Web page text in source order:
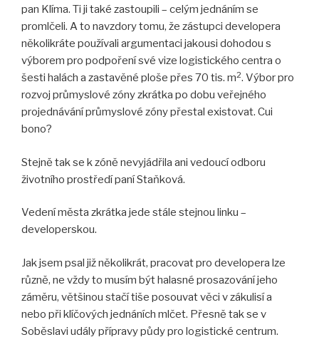
pan Klíma. Ti ji také zastoupili – celým jednáním se
promlčeli. A to navzdory tomu, že zástupci developera
několikráte používali argumentaci jakousi dohodou s
výborem pro podpoření své vize logistického centra o
šesti halách a zastavěné ploše přes 70 tis. m2. Výbor pro
rozvoj průmyslové zóny zkrátka po dobu veřejného
projednávání průmyslové zóny přestal existovat. Cui
bono?
Stejně tak se k zóně nevyjádřila ani vedoucí odboru
životního prostředí paní Staňková.
Vedení města zkrátka jede stále stejnou linku –
developerskou.
Jak jsem psal již několikrát, pracovat pro developera lze
různě, ne vždy to musím být halasné prosazování jeho
záměru, většinou stačí tiše posouvat věci v zákulisí a
nebo při klíčových jednáních mlčet. Přesně tak se v
Soběslavi udály přípravy půdy pro logistické centrum.